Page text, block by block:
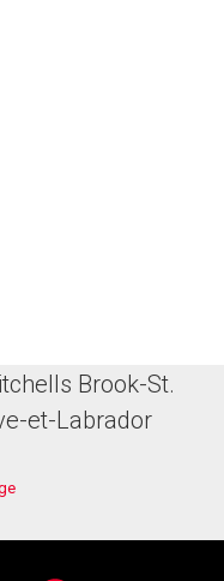
Brook-St.
et-Labrador